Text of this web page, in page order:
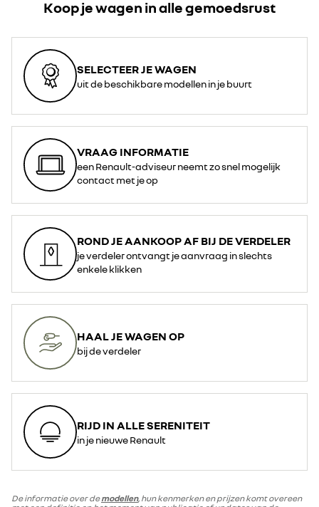
Koop je wagen in alle gemoedsrust
SELECTEER JE WAGEN
uit de beschikbare modellen in je buurt
VRAAG INFORMATIE
een Renault-adviseur neemt zo snel mogelijk
contact met je op
ROND JE AANKOOP AF BIJ DE VERDELER
je verdeler ontvangt je aanvraag in slechts
enkele klikken
HAAL JE WAGEN OP
bij de verdeler
RIJD IN ALLE SERENITEIT
in je nieuwe Renault
De informatie over demodellen, hun kenmerken en prijzen komt overeen